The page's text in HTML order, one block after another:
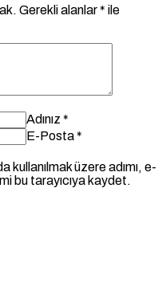
Gerekli alanlar* ile
Adınız *
E-Posta*
kullanılmak üzere adımı, e-
bu tarayıcıya kaydet.